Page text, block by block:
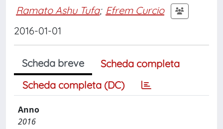
Ramato Ashu Tufa; Efrem Curcio
2016-01-01
Scheda breve
Scheda completa
Scheda completa (DC)
Anno
2016